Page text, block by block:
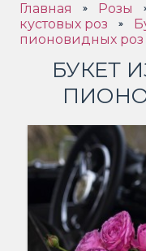
Главная » Розы
кустовых роз
»
пионовидных роз
БУКЕТ